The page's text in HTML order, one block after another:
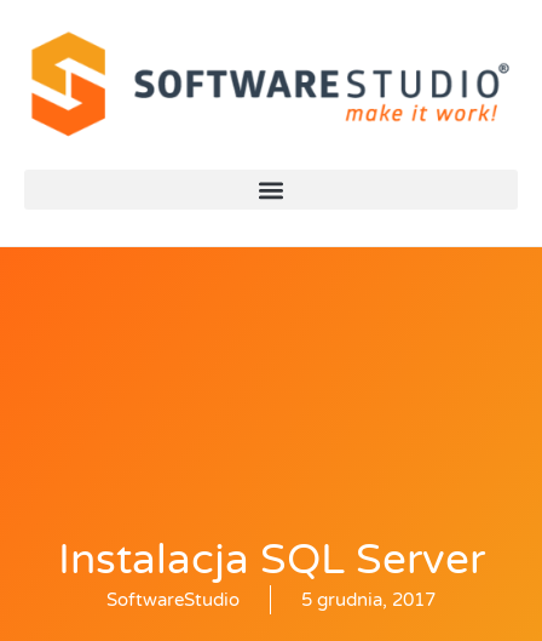
Instalacja SQL Server
SoftwareStudio 5 grudnia, 2017